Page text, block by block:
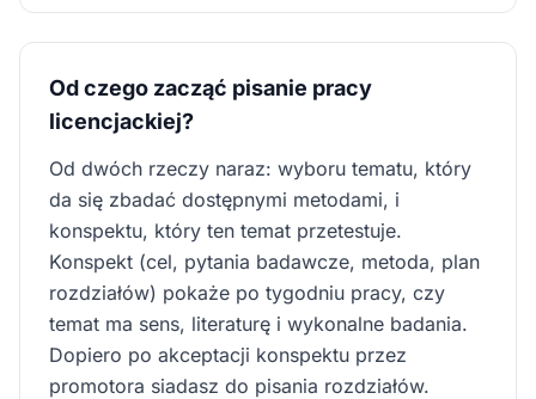
Od czego zacząć pisanie pracy
licencjackiej?
Od dwóch rzeczy naraz: wyboru tematu, który
da się zbadać dostępnymi metodami, i
konspektu, który ten temat przetestuje.
Konspekt (cel, pytania badawcze, metoda, plan
rozdziałów) pokaże po tygodniu pracy, czy
temat ma sens, literaturę i wykonalne badania.
Dopiero po akceptacji konspektu przez
promotora siadasz do pisania rozdziałów.